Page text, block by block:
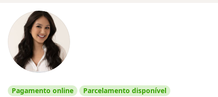
Pagamento online Parcelamento disponível